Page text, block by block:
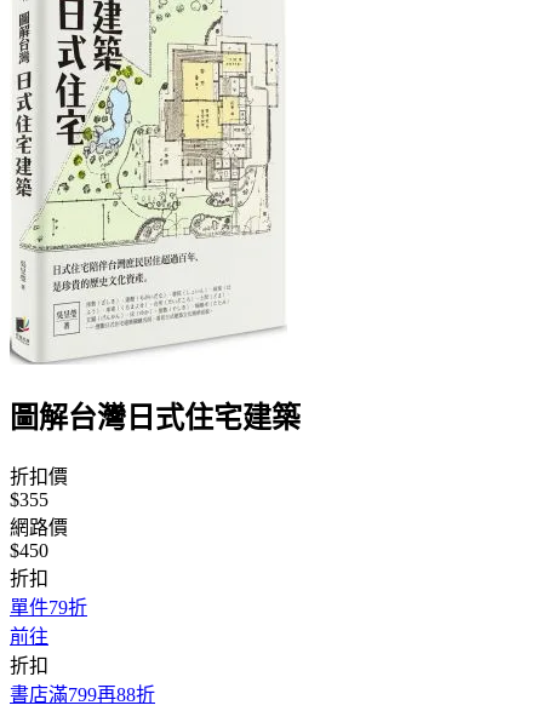
圖解台灣日式住宅建築
折扣價
$355
網路價
$450
折扣
單件79折
前往
折扣
書店滿799再88折